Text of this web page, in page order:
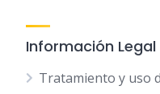
Información Legal
Tratamiento y uso